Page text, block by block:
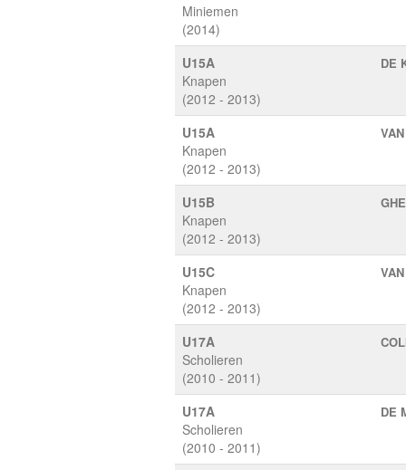
Miniemen
(2014)
U15A
Knapen
(2012 - 2013)
DE
U15A
Knapen
(2012 - 2013)
U15B
Knapen
(2012 - 2013)
U15C
Knapen
(2012 - 2013)
U17A
Scholieren
(2010 - 2011)
U17A
Scholieren
(2010 - 2011)
DE